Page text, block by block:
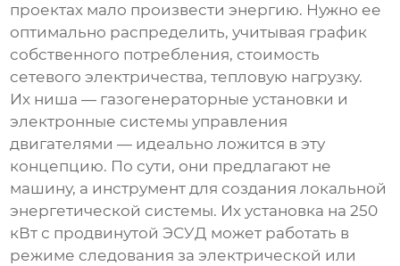
проектах мало произвести энергию. Нужно ее
оптимально распределить, учитывая график
собственного потребления, стоимость
сетевого электричества, тепловую нагрузку.
Их ниша — газогенераторные установки и
электронные системы управления
двигателями — идеально ложится в эту
концепцию. По сути, они предлагают не
машину, а инструмент для создания локальной
энергетической системы. Их установка на 250
кВт с продвинутой ЭСУД может работать в
режиме следования за электрической или